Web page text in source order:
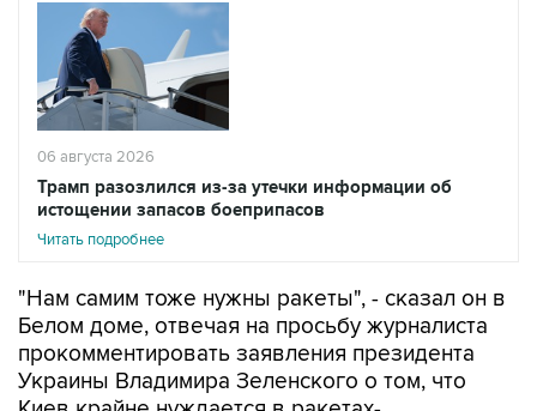
06 августа 2026
Трамп разозлился из-за утечки информации об
истощении запасов боеприпасов
Читать подробнее
"Нам самим тоже нужны ракеты", - сказал он в
прокомментировать заявления президента
Украины Владимира Зеленского о том, что
Киев крайне нуждается в ракетах-
перехватчиках для Patriot и дальнобойных